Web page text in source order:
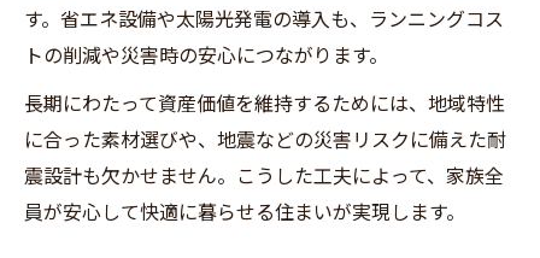
す。省エネ設備や太陽光発電の導入も、ランニングコス
トの削減や災害時の安心につながります。
長期にわたって資産価値を維持するためには、地域特性
に合った素材選びや、地震などの災害リスクに備えた耐
震設計も欠かせません。こうした工夫によって、家族全
員が安心して快適に暮らせる住まいが実現します。